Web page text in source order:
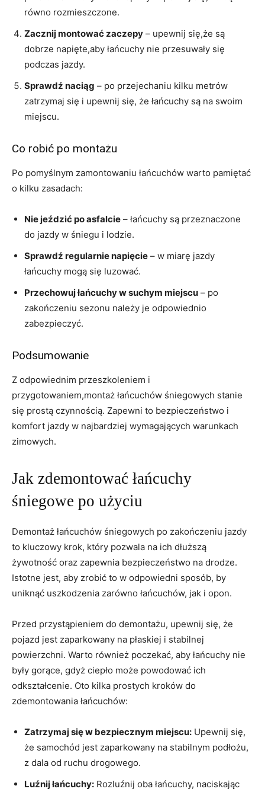
równo rozmieszczone.
Zacznij montować zaczepy – upewnij się,że są
dobrze napięte,aby łańcuchy nie przesuwały się
podczas jazdy.
Sprawdź naciąg – po przejechaniu kilku metrów
zatrzymaj się i upewnij się, że łańcuchy są na swoim
miejscu.
Co robić po montażu
Po pomyślnym zamontowaniu łańcuchów warto pamiętać
o kilku zasadach:
Nie jeździć po asfalcie – łańcuchy są przeznaczone
do jazdy w śniegu i lodzie.
Sprawdź regularnie napięcie – w miarę jazdy
łańcuchy mogą się luzować.
Przechowuj łańcuchy w suchym miejscu – po
zakończeniu sezonu należy je odpowiednio
zabezpieczyć.
Podsumowanie
Z odpowiednim przeszkoleniem i
przygotowaniem,montaż łańcuchów śniegowych stanie
się prostą czynnością. Zapewni to bezpieczeństwo i
komfort jazdy w najbardziej wymagających warunkach
zimowych.
Jak zdemontować łańcuchy
śniegowe po użyciu
Demontaż łańcuchów śniegowych po zakończeniu jazdy
to kluczowy krok, który pozwala na ich dłuższą
żywotność oraz zapewnia bezpieczeństwo na drodze.
Istotne jest, aby zrobić to w odpowiedni sposób, by
uniknąć uszkodzenia zarówno łańcuchów, jak i opon.
Przed przystąpieniem do demontażu, upewnij się, że
pojazd jest zaparkowany na płaskiej i stabilnej
powierzchni. Warto również poczekać, aby łańcuchy nie
były gorące, gdyż ciepło może powodować ich
odkształcenie. Oto kilka prostych kroków do
zdemontowania łańcuchów:
Zatrzymaj się w bezpiecznym miejscu: Upewnij się,
że samochód jest zaparkowany na stabilnym podłożu,
z dala od ruchu drogowego.
Luźnij łańcuchy: Rozluźnij oba łańcuchy, naciskając